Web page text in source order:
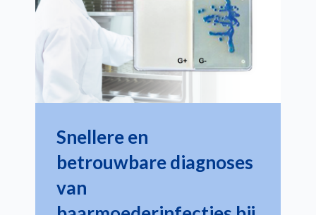
Snellere en
betrouwbare diagnoses
van